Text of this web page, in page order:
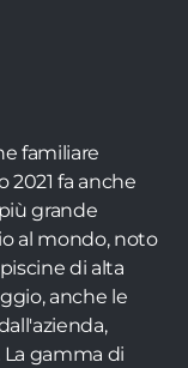
familiare
2021 fa anche
grande
al mondo, noto
di alta
anche le
gamma di